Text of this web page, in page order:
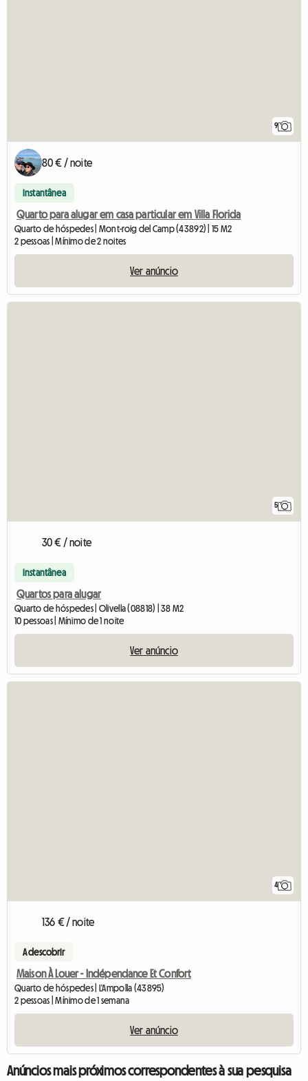
9
80 € / noite
Instantânea
Quarto para alugar em casa particular em Villa Florida
Quarto de hóspedes | Mont-roig del Camp (43892) | 15 M2
2 pessoas | Mínimo de 2 noites
Ver anúncio
5
30 € / noite
Instantânea
Quartos para alugar
Quarto de hóspedes | Olivella (08818) | 38 M2
10 pessoas | Mínimo de 1 noite
Ver anúncio
4
136 € / noite
A descobrir
Maison À Louer - Indépendance Et Confort
Quarto de hóspedes | L'Ampolla (43895)
2 pessoas | Mínimo de 1 semana
Ver anúncio
Anúncios mais próximos correspondentes à sua pesquisa